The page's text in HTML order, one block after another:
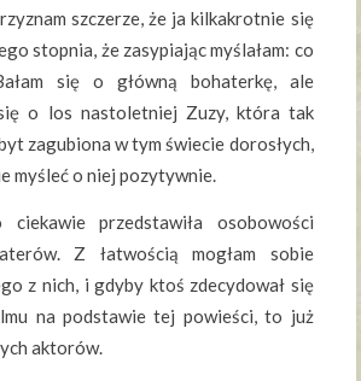
szczerze, że ja kilkakrotnie się
stopnia, że zasypiając myślałam: co
się o główną bohaterkę, ale
o los nastoletniej Zuzy, która tak
zagubiona w tym świecie dorosłych,
myśleć o niej pozytywnie.
ciekawie przedstawiła osobowości
Z łatwością mogłam sobie
z nich, i gdyby ktoś zdecydował się
na podstawie tej powieści, to już
aktorów.